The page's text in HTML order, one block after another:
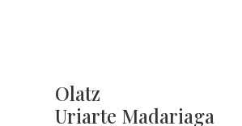
Olatz
Uriarte Madariaga